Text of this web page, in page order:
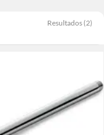
Resultados (2)